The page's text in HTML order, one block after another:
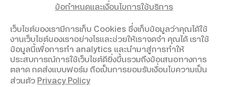
ข้อกำหนดและเงื่อนไขการใช้บริการ
เว็บไซต์ของเรามีการเก็บ Cookies ซึ่งเก็บข้อมูลว่าคุณได้ใช้
งานเว็บไซต์ของเราอย่างไรและช่วยให้เราจดจำ คุณได้ เราใช้
ข้อมูลนี้เพื่อการทำ analytics และนำมาสู่การทำให้
ประสบการณ์การใช้เว็บไซต์ดียิ่งขึ้นรวมถึงข้อเสนอทางการ
ตลาด กดส่งแบบฟอร์ม ถือเป็นการยอมรับเงื่อนไขความเป็น
ส่วนตัว Privacy Policy